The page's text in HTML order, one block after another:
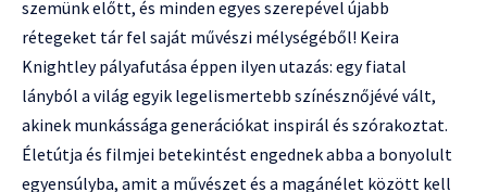
szemünk előtt, és minden egyes szerepével újabb
rétegeket tár fel saját művészi mélységéből! Keira
Knightley pályafutása éppen ilyen utazás: egy fiatal
lányból a világ egyik legelismertebb színésznőjévé vált,
akinek munkássága generációkat inspirál és szórakoztat.
Életútja és filmjei betekintést engednek abba a bonyolult
egyensúlyba, amit a művészet és a magánélet között kell